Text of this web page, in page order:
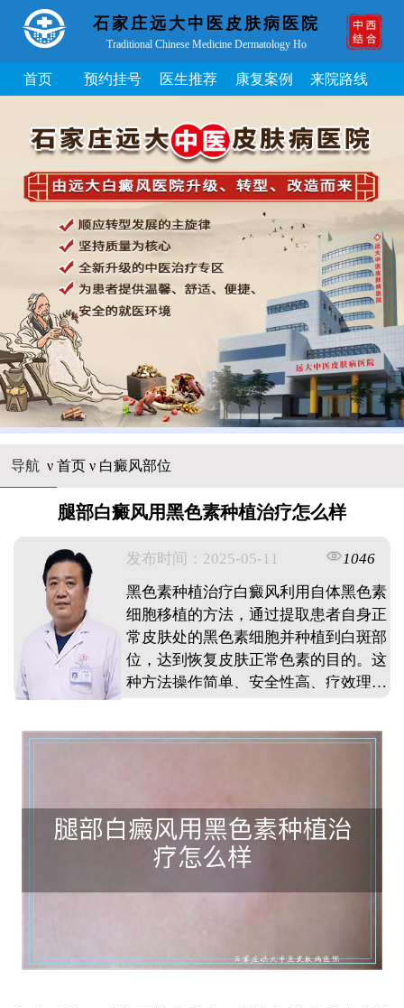
石家庄远大中医皮肤病医院
Traditional Chinese Medicine Dermatology Ho
首页 预约挂号 医生推荐 康复案例 来院路线
导航 ν 首页ν 白癜风部位
腿部白癜风用黑色素种植治疗怎么样
发布时间：2025-05-11
1046
黑色素种植治疗白癜风利用自体黑色素
细胞移植的方法，通过提取患者自身正
常皮肤处的黑色素细胞并种植到白斑部
位，达到恢复皮肤正常色素的目的。这
种方法操作简单、安全性高、疗效理
...